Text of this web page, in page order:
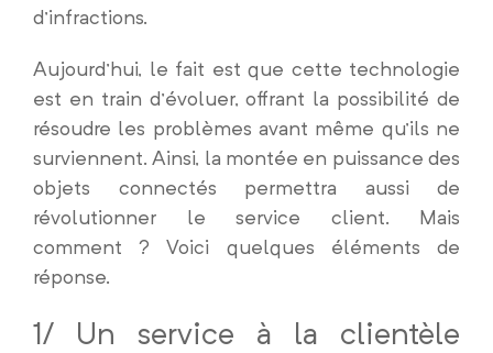
d’infractions.
Aujourd’hui, le fait est que cette technologie
est en train d’évoluer, offrant la possibilité de
résoudre les problèmes avant même qu’ils ne
surviennent. Ainsi, la montée en puissance des
objets connectés permettra aussi de
révolutionner le service client. Mais
comment ? Voici quelques éléments de
réponse.
1/ Un service à la clientèle